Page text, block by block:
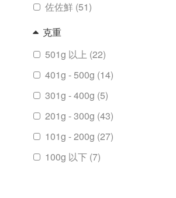
佐佐鮮 (51)
克重
501g 以上 (22)
401g - 500g (14)
301g - 400g (5)
201g - 300g (43)
101g - 200g (27)
100g 以下 (7)